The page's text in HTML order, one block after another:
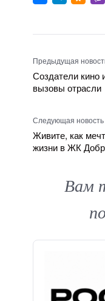
Предыдущая
Создатели кино
вызовы отрасли
Следующая новость
Живите, как
жизни в ЖК
Вам